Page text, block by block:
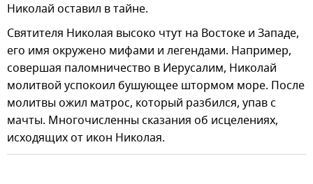
Николай оставил в тайне.
Святителя Николая высоко чтут на Востоке и Западе,
его имя окружено мифами и легендами. Например,
совершая паломничество в Иерусалим, Николай
молитвой успокоил бушующее штормом море. После
молитвы ожил матрос, который разбился, упав с
мачты. Многочисленны сказания об исцелениях,
исходящих от икон Николая.